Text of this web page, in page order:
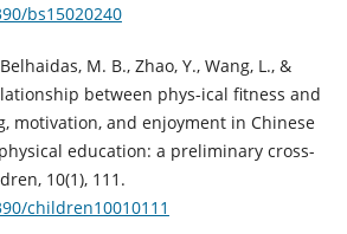
bs15020240
M. B., Zhao, Y., Wang, L., &
between phys-ical fitness and
motivation, and enjoyment in Chinese
education: a preliminary cross-
10(1), 111.
children10010111